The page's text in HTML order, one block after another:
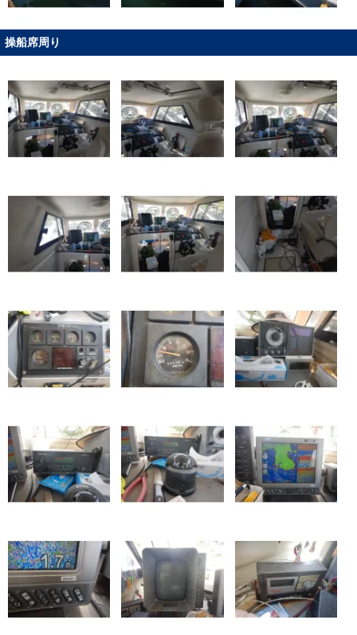
操船席周り